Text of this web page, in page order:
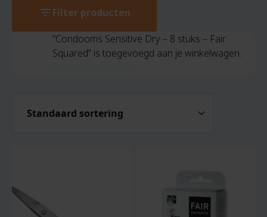
filter_listFilter producten
“Condooms Sensitive Dry – 8 stuks – Fair
Squared” is toegevoegd aan je winkelwagen.